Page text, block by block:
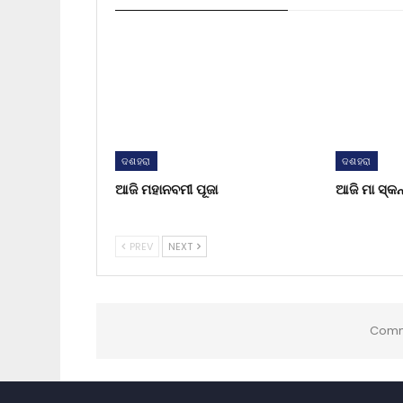
ଦଶହରା
ଆଜି ମହାନବମୀ ପୂଜା
ଦଶହରା
ଆଜି ମା
PREV NEXT